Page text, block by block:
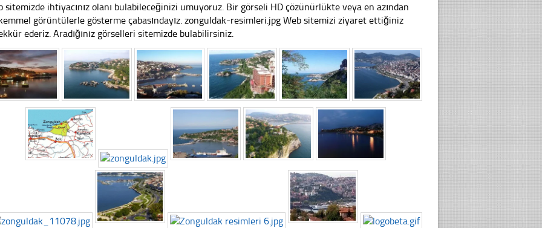
sitemizde ihtiyacınız olanı bulabileceğinizi umuyoruz. Bir görseli HD çözünürlükte veya en azından
görüntülerle gösterme çabasındayız. zonguldak-resimleri.jpg Web sitemizi ziyaret ettiğiniz
ederiz. Aradığınız görselleri sitemizde bulabilirsiniz.